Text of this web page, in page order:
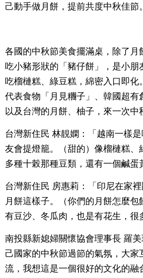
己動手做月餅，提前共度中秋佳節。
各國的中秋節美食擺滿桌，除了月
吃小豬形狀的「豬仔餅」，是小朋
吃榴槤糕、綠豆糕，綿密入口即化
代表食物「月見糰子」、韓國超有
以及台灣的月餅、柚子，來一次中
台灣新住民 林靚嫻：「越南一樣
友會提燈籠。（甜的）像榴槤糕、
多種十榖那種豆類，還有一個鹹蛋
台灣新住民 房惠莉：「印尼在家
月餅這樣子。（你們的月餅怎麼包
有豆沙、冬瓜肉，也是有花生，很
南投縣新媳婦關懷協會理事長 羅
己國家的中秋節過節的氣氛，大家
流，我想這是一個很好的文化的融